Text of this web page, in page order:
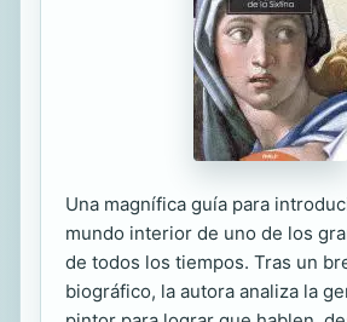
Una magnífica guía para
mundo interior de uno de los
de todos los tiempos. Tras un
biográfico, la autora analiza la